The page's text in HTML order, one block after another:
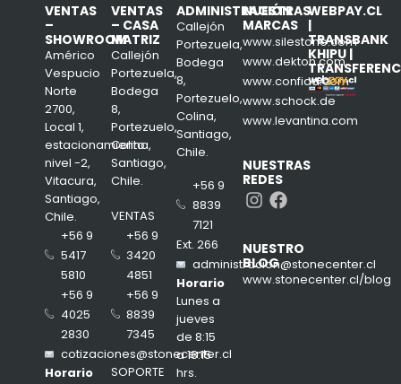
VENTAS
–
SHOWROOM
Américo
Vespucio
Norte
2700,
Local 1,
estacionamiento
nivel -2,
Vitacura,
Santiago,
Chile.
+56 9
5417
5810
+56 9
4025
2830
cotizaciones@stonecenter.cl
Horario
VENTAS
– CASA
MATRIZ
Callejón
Portezuela,
Bodega
8,
Portezuelo,
Colina,
Santiago,
Chile.
VENTAS
+56 9
3420
4851
+56 9
8839
7345
SOPORTE
ADMINISTRACIÓN
Callejón
Portezuela,
Bodega
8,
Portezuelo,
Colina,
Santiago,
Chile.
+56 9
8839
7121
Ext. 266
administracion@stonecenter.cl
Horario
Lunes a
jueves
de 8:15
a 18:15
hrs.
NUESTRAS
MARCAS
www.silestone.com
www.dekton.com
www.confiad.com
www.schock.de
www.levantina.com
NUESTRAS
REDES
Instagram
Facebook
NUESTRO
BLOG
www.stonecenter.cl/blog
WEBPAY.CL
|
TRANSBANK
KHIPU |